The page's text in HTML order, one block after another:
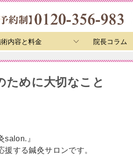
内容と料金 院長コラム
ために大切なこと
』
する鍼灸サロンです。